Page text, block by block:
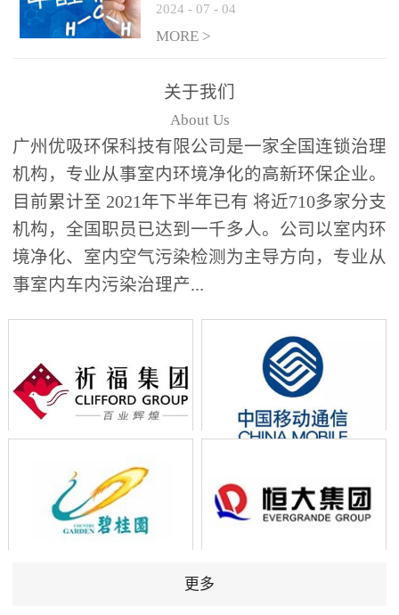
手”来袭，你的家安全吗？
2024 - 07 - 04
MORE >
关于我们
About Us
广州优吸环保科技有限公司是一家全国连锁治理
机构，专业从事室内环境净化的高新环保企业。
目前累计至 2021年下半年已有 将近710多家分支
机构，全国职员已达到一千多人。公司以室内环
境净化、室内空气污染检测为主导方向，专业从
事室内车内污染治理产...
更多